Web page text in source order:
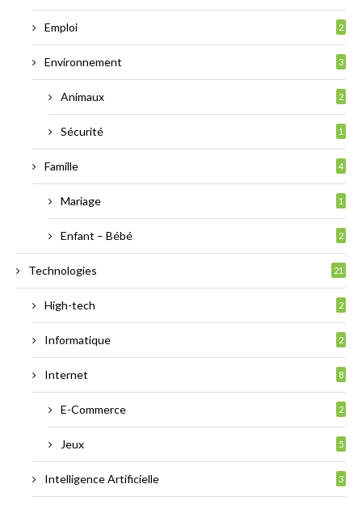
Emploi 2
Environnement 3
Animaux 2
Sécurité 1
Famille 4
Mariage 1
Enfant – Bébé 2
Technologies 21
High-tech 2
Informatique 2
Internet 8
E-Commerce 2
Jeux 5
Intelligence Artificielle 3